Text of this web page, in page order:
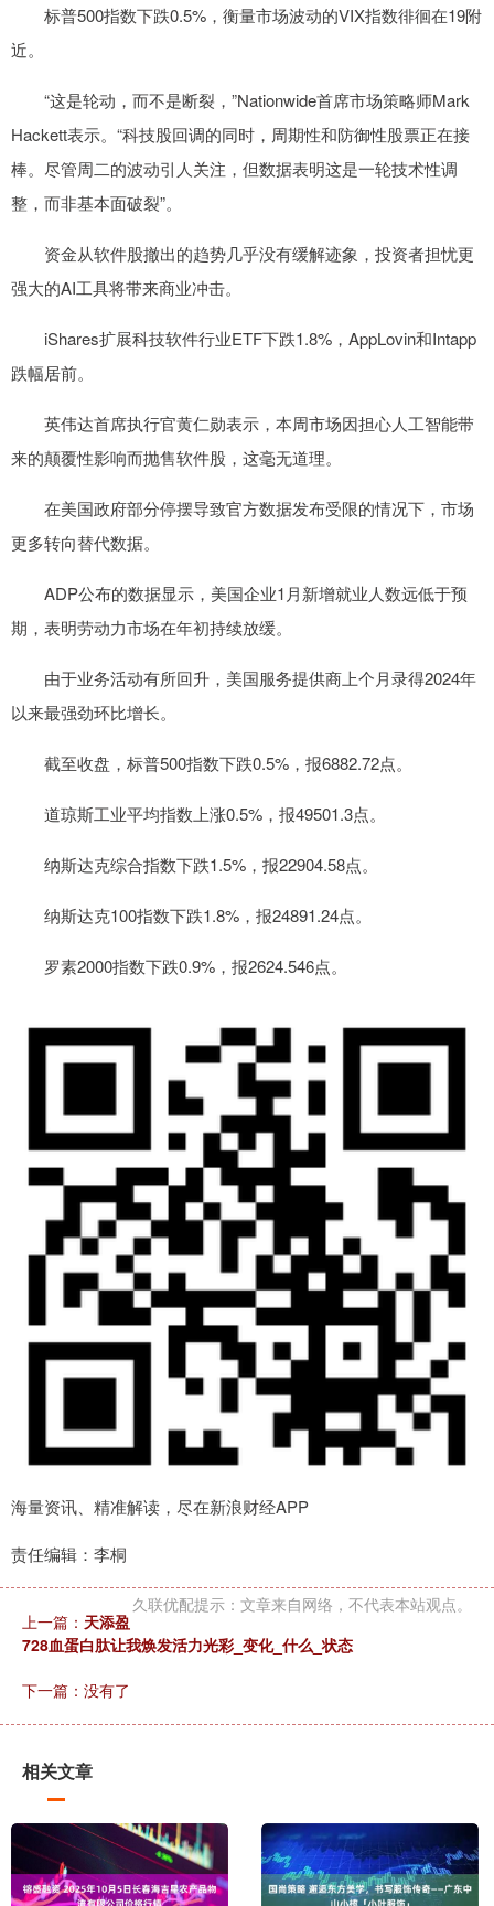
标普500指数下跌0.5%，衡量市场波动的VIX指数徘徊在19附
近。
“这是轮动，而不是断裂，”Nationwide首席市场策略师Mark
Hackett表示。“科技股回调的同时，周期性和防御性股票正在接
棒。尽管周二的波动引人关注，但数据表明这是一轮技术性调
整，而非基本面破裂”。
资金从软件股撤出的趋势几乎没有缓解迹象，投资者担忧更
强大的AI工具将带来商业冲击。
iShares扩展科技软件行业ETF下跌1.8%，AppLovin和Intapp
跌幅居前。
英伟达首席执行官黄仁勋表示，本周市场因担心人工智能带
来的颠覆性影响而抛售软件股，这毫无道理。
在美国政府部分停摆导致官方数据发布受限的情况下，市场
更多转向替代数据。
ADP公布的数据显示，美国企业1月新增就业人数远低于预
期，表明劳动力市场在年初持续放缓。
由于业务活动有所回升，美国服务提供商上个月录得2024年
以来最强劲环比增长。
截至收盘，标普500指数下跌0.5%，报6882.72点。
道琼斯工业平均指数上涨0.5%，报49501.3点。
纳斯达克综合指数下跌1.5%，报22904.58点。
纳斯达克100指数下跌1.8%，报24891.24点。
罗素2000指数下跌0.9%，报2624.546点。
海量资讯、精准解读，尽在新浪财经APP
责任编辑：李桐
久联优配提示：文章来自网络，不代表本站观点。
上一篇： 天添盈
728血蛋白肽让我焕发活力光彩_变化_什么_状态
下一篇：没有了
相关文章